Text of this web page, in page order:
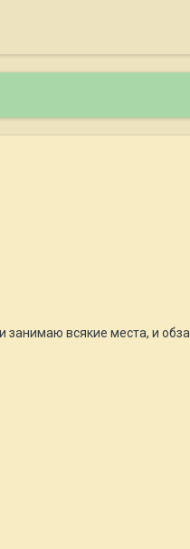
всякие места, и